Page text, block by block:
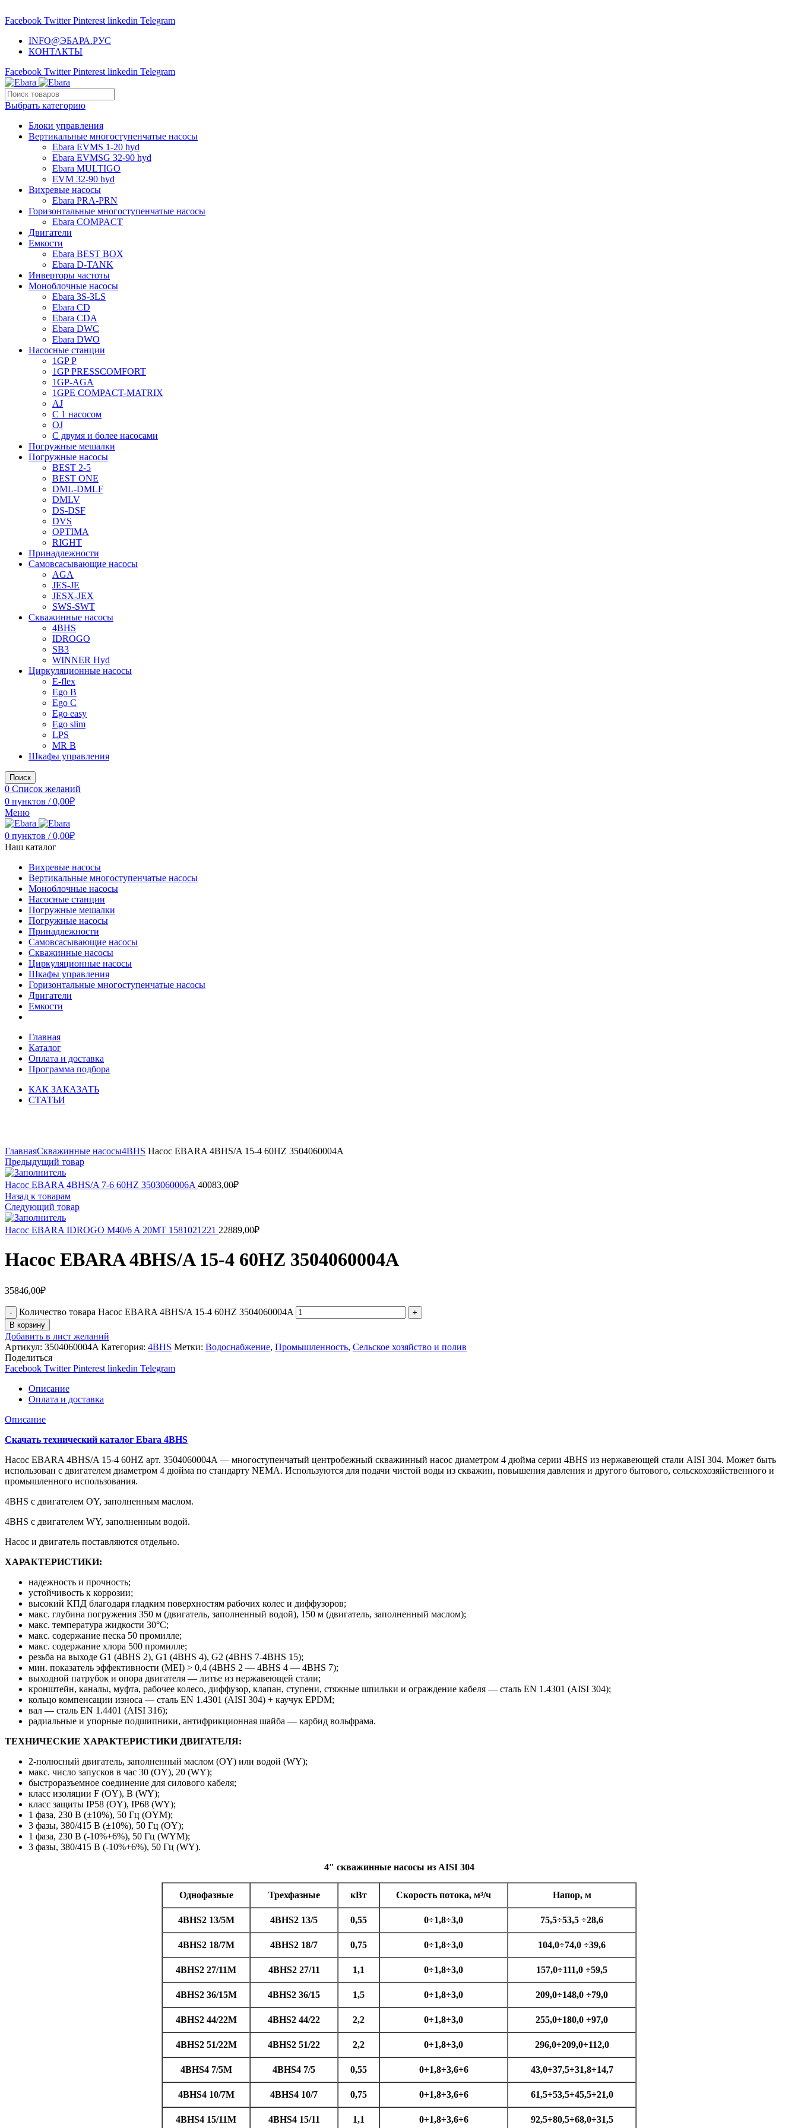
Facebook Twitter Pinterest linkedin Telegram
INFO@ЭБАРА.РУС
КОНТАКТЫ
Facebook Twitter Pinterest linkedin Telegram
Выбрать категорию
Блоки управления
Вертикальные многоступенчатые насосы
Ebara EVMS 1-20 hyd
Ebara EVMSG 32-90 hyd
Ebara MULTIGO
EVM 32-90 hyd
Вихревые насосы
Ebara PRA-PRN
Горизонтальные многоступенчатые насосы
Ebara COMPACT
Двигатели
Емкости
Ebara BEST BOX
Ebara D-TANK
Инверторы частоты
Моноблочные насосы
Ebara 3S-3LS
Ebara CD
Ebara CDA
Ebara DWC
Ebara DWO
Насосные станции
1GP P
1GP PRESSCOMFORT
1GP-AGA
1GPE COMPACT-MATRIX
AJ
C 1 насосом
OJ
С двумя и более насосами
Погружные мешалки
Погружные насосы
BEST 2-5
BEST ONE
DML-DMLF
DMLV
DS-DSF
DVS
OPTIMA
RIGHT
Принадлежности
Самовсасывающие насосы
AGA
JES-JE
JESX-JEX
SWS-SWT
Скважинные насосы
4BHS
IDROGO
SB3
WINNER Hyd
Циркуляционные насосы
E-flex
Ego B
Ego C
Ego easy
Ego slim
LPS
MR B
Шкафы управления
Поиск
0 Список желаний
0 пунктов / 0,00₽
Меню
0 пунктов / 0,00₽
Наш каталог
Вихревые насосы
Вертикальные многоступенчатые насосы
Моноблочные насосы
Насосные станции
Погружные мешалки
Погружные насосы
Принадлежности
Самовсасывающие насосы
Скважинные насосы
Циркуляционные насосы
Шкафы управления
Горизонтальные многоступенчатые насосы
Двигатели
Емкости
Главная
Каталог
Оплата и доставка
Программа подбора
КАК ЗАКАЗАТЬ
СТАТЬИ
ГлавнаяСкважинные насосы4BHS Насос EBARA 4BHS/A 15-4 60HZ 3504060004A
Предыдущий товар
Насос EBARA 4BHS/A 7-6 60HZ 3503060006A 40083,00₽
Назад к товарам
Следующий товар
Насос EBARA IDROGO M40/6 A 20MT 1581021221 22889,00₽
Насос EBARA 4BHS/A 15-4 60HZ 3504060004A
35846,00₽
Количество товара Насос EBARA 4BHS/A 15-4 60HZ 3504060004A
В корзину
Добавить в лист желаний
Артикул: 3504060004A Категория: 4BHS Метки: Водоснабжение, Промышленность, Сельское хозяйство и полив
Поделиться
Facebook Twitter Pinterest linkedin Telegram
Описание
Оплата и доставка
Описание
Скачать технический каталог Ebara 4BHS
Насос EBARA 4BHS/A 15-4 60HZ арт. 3504060004A — многоступенчатый центробежный скважинный насос диаметром 4 дюйма серии 4BHS из нержавеющей стали AISI 304. Может быть
использован с двигателем диаметром 4 дюйма по стандарту NEMA. Используются для подачи чистой воды из скважин, повышения давления и другого бытового, сельскохозяйственного и
промышленного использования.
4BHS с двигателем OY, заполненным маслом.
4BHS с двигателем WY, заполненным водой.
Насос и двигатель поставляются отдельно.
ХАРАКТЕРИСТИКИ:
надежность и прочность;
устойчивость к коррозии;
высокий КПД благодаря гладким поверхностям рабочих колес и диффузоров;
макс. глубина погружения 350 м (двигатель, заполненный водой), 150 м (двигатель, заполненный маслом);
макс. температура жидкости 30°C;
макс. содержание песка 50 промилле;
макс. содержание хлора 500 промилле;
резьба на выходе G1 (4BHS 2), G1 (4BHS 4), G2 (4BHS 7-4BHS 15);
мин. показатель эффективности (MEI) > 0,4 (4BHS 2 — 4BHS 4 — 4BHS 7);
выходной патрубок и опора двигателя — литье из нержавеющей стали;
кронштейн, каналы, муфта, рабочее колесо, диффузор, клапан, ступени, стяжные шпильки и ограждение кабеля — сталь EN 1.4301 (AISI 304);
кольцо компенсации износа — сталь EN 1.4301 (AISI 304) + каучук EPDM;
вал — сталь EN 1.4401 (AISI 316);
радиальные и упорные подшипники, антифрикционная шайба — карбид вольфрама.
ТЕХНИЧЕСКИЕ ХАРАКТЕРИСТИКИ ДВИГАТЕЛЯ:
2-полюсный двигатель, заполненный маслом (OY) или водой (WY);
макс. число запусков в час 30 (OY), 20 (WY);
быстроразъемное соединение для силового кабеля;
класс изоляции F (OY), B (WY);
класс защиты IP58 (OY), IP68 (WY);
1 фаза, 230 В (±10%), 50 Гц (OYM);
3 фазы, 380/415 В (±10%), 50 Гц (OY);
1 фаза, 230 В (-10%+6%), 50 Гц (WYM);
3 фазы, 380/415 В (-10%+6%), 50 Гц (WY).
4″ скважинные насосы из AISI 304
Однофазные Трехфазные кВт Скорость потока, м³/ч Напор, м
4BHS2 13/5M 4BHS2 13/5 0,55 0÷1,8÷3,0 75,5÷53,5 ÷28,6
4BHS2 18/7M 4BHS2 18/7 0,75 0÷1,8÷3,0 104,0÷74,0 ÷39,6
4BHS2 27/11M 4BHS2 27/11 1,1 0÷1,8÷3,0 157,0÷111,0 ÷59,5
4BHS2 36/15M 4BHS2 36/15 1,5 0÷1,8÷3,0 209,0÷148,0 ÷79,0
4BHS2 44/22M 4BHS2 44/22 2,2 0÷1,8÷3,0 255,0÷180,0 ÷97,0
4BHS2 51/22M 4BHS2 51/22 2,2 0÷1,8÷3,0 296,0÷209,0÷112,0
4BHS4 7/5M 4BHS4 7/5 0,55 0÷1,8÷3,6÷6 43,0÷37,5÷31,8÷14,7
4BHS4 10/7M 4BHS4 10/7 0,75 0÷1,8÷3,6÷6 61,5÷53,5÷45,5÷21,0
4BHS4 15/11M 4BHS4 15/11 1,1 0÷1,8÷3,6÷6 92,5÷80,5÷68,0÷31,5